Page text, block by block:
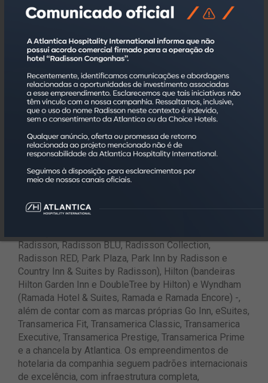
Atlantica Hospitality International
Fundada em 1998, a Atlantica Hospitality International,
sediada no estado de São Paulo, conta com um
portfólio com mais de 170 empreendimentos, que
agregam a oferta de mais de 28 mil quartos, em mais
colaboradores capacitados para atender da melhor
forma seus investidores e hóspedes, por meio da
transparência e da alta qualidade.
redes hoteleiras do mundo – Choice Hotels (dona das
marcas Sleep Inn, Comfort, Comfort Suites, Quality e
Radisson, Radisson BLU, Radisson Collection,
Radisson RED, Park Plaza, Park Inn by Radisson e
Country Inn & Suites by Radisson), Hilton (bandeiras
Hilton Garden Inn e DoubleTree by Hilton) e Wyndham
(Ramada Hotel & Suites, Ramada e Ramada Encore) -,
além de contar com as marcas próprias Go Inn, eSuites,
Transamerica Fit, Transamerica Classic, Transamerica
Executive, Transamerica Prestige, Transamerica Prime
e a chancela by Atlantica. Os empreendimentos de
hotelaria da companhia seguem padrões internacionais
de excelência, com infraestrutura completa,